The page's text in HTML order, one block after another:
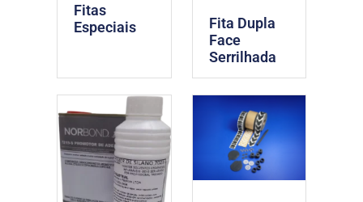
Fitas
Especiais
Fita Dupla
Face
Serrilhada